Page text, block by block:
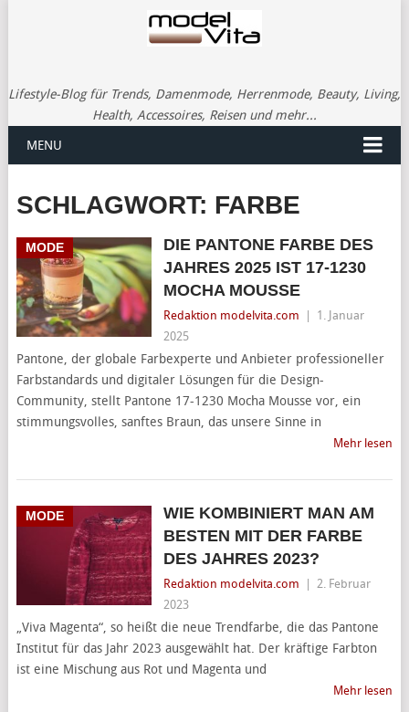
Lifestyle-Blog für Trends, Damenmode, Herrenmode, Beauty, Living,
Health, Accessoires, Reisen und mehr...
MENU
SCHLAGWORT: FARBE
MODE
DIE PANTONE FARBE DES
JAHRES 2025 IST 17-1230
MOCHA MOUSSE
Redaktion modelvita.com
1. Januar
2025
Pantone, der globale Farbexperte und Anbieter professioneller
Farbstandards und digitaler Lösungen für die Design-
Community, stellt Pantone 17-1230 Mocha Mousse vor, ein
stimmungsvolles, sanftes Braun, das unsere Sinne in
Mehr lesen
MODE
WIE KOMBINIERT MAN AM
BESTEN MIT DER FARBE
DES JAHRES 2023?
Redaktion modelvita.com
2. Februar
2023
„Viva Magenta“, so heißt die neue Trendfarbe, die das Pantone
Institut für das Jahr 2023 ausgewählt hat. Der kräftige Farbton
ist eine Mischung aus Rot und Magenta und
Mehr lesen